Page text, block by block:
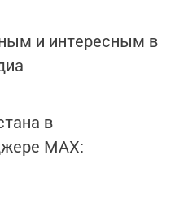
и интересным в
в
MАХ: